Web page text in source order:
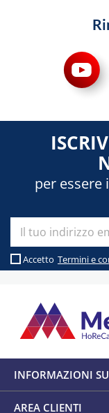
per essere
Accetto Termini e
INFORMAZIONI
AREA CLIENTI